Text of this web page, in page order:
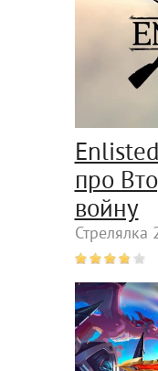
про
войну
Стрелялка